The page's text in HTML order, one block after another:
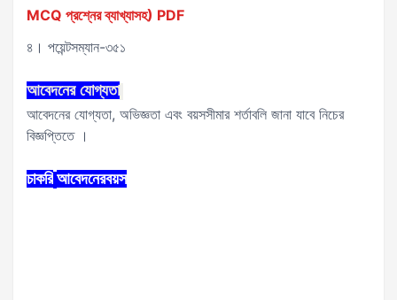
MCQ প্রশ্নের ব্যাখ্যাসহ) PDF
৪। পয়েন্টসম্যান-৩৫১
আবেদনের যোগ্যতা
আবেদনের যোগ্যতা, অভিজ্ঞতা এবং বয়সসীমার শর্তাবলি জানা যাবে নিচের
বিজ্ঞপ্তিতে ।
চাকরি আবেদনেরবয়স